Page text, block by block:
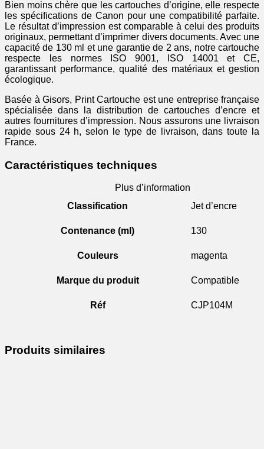
Bien moins chère que les cartouches d’origine, elle respecte
les spécifications de Canon pour une compatibilité parfaite.
Le résultat d’impression est comparable à celui des produits
originaux, permettant d’imprimer divers documents. Avec une
capacité de 130 ml et une garantie de 2 ans, notre cartouche
respecte les normes ISO 9001, ISO 14001 et CE,
garantissant performance, qualité des matériaux et gestion
écologique.
Basée à Gisors, Print Cartouche est une entreprise française
spécialisée dans la distribution de cartouches d’encre et
autres fournitures d’impression. Nous assurons une livraison
rapide sous 24 h, selon le type de livraison, dans toute la
France.
Caractéristiques techniques
Plus d’information
Classification
Jet d’encre
Contenance (ml) 130
Couleurs magenta
Marque du produit Compatible
Réf CJP104M
Produits similaires